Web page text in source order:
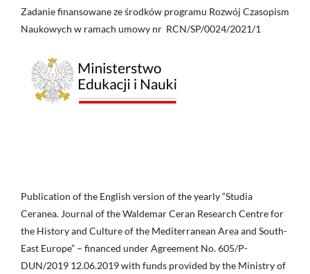
Zadanie finansowane ze środków programu Rozwój Czasopism
Naukowych w ramach umowy nr RCN/SP/0024/2021/1
Publication of the English version of the yearly “Studia
Ceranea. Journal of the Waldemar Ceran Research Centre for
the History and Culture of the Mediterranean Area and South-
East Europe” – financed under Agreement No. 605/P-
DUN/2019 12.06.2019 with funds provided by the Ministry of